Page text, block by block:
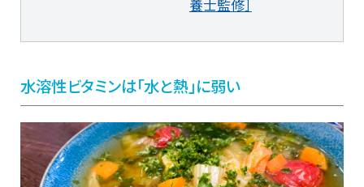
養士監修］
水溶性ビタミンは「水と熱」に弱い